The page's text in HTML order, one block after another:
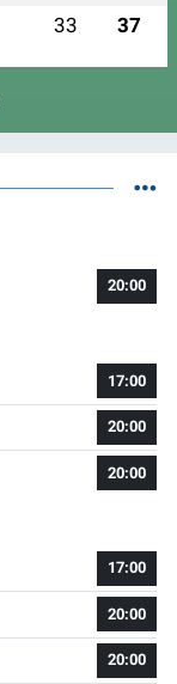
33 37
20:00
17:00
20:00
20:00
17:00
20:00
20:00